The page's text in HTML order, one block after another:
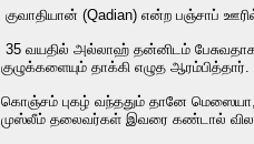
குவாதியான் (Qadian) என்ற பஞ்சாப்
35 வயதில் அல்லாஹ் தன்னிடம் பேசுவதாக
குழுக்களையும் தாக்கி எழுத ஆரம்பித்தார்.
கொஞ்சம் புகழ் வந்ததும் தானே மெஸையா,
முஸ்லீம் தலைவர்கள் இவரை கண்டால்